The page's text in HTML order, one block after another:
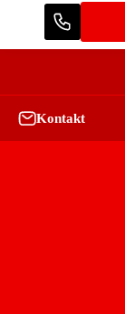
Kontakt